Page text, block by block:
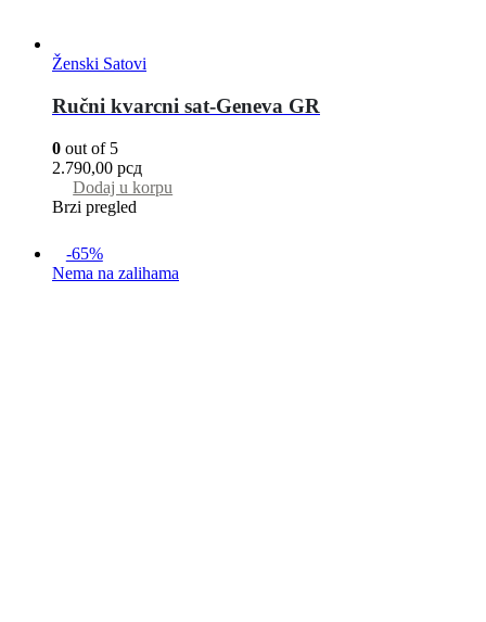
Ženski Satovi
Ručni kvarcni sat-Geneva GR
0 out of 5
2.790,00 рсд
Dodaj u korpu
Brzi pregled
-65%
Nema na zalihama